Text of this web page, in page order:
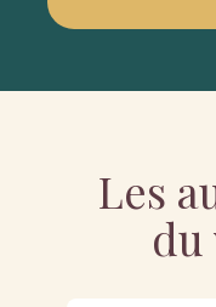
Les
du